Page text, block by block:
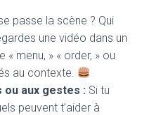
passe la scène ? Qui
une vidéo dans un
menu, » « order, » ou
au contexte.
ou aux gestes : Si tu
peuvent t’aider à